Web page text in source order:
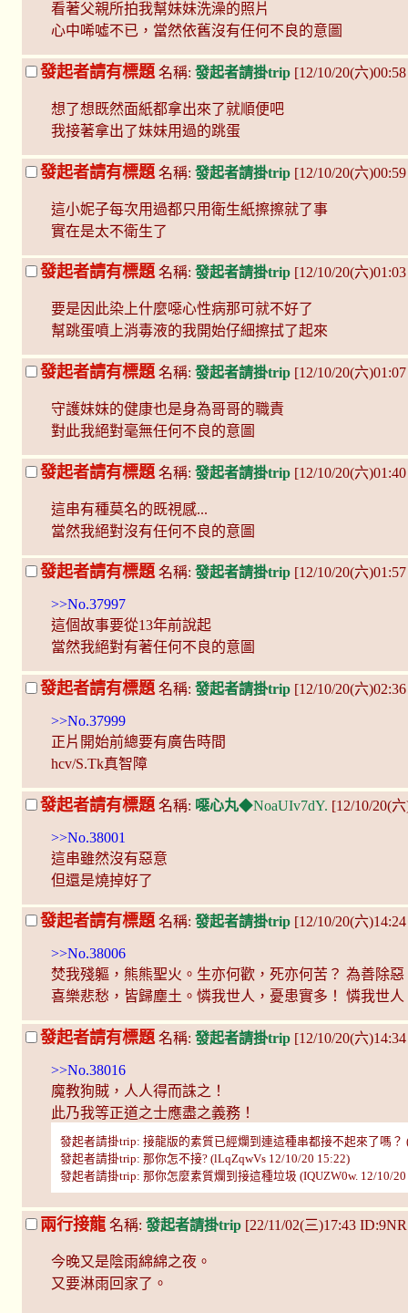
看著父親所拍我幫妹妹洗澡的照片
心中唏噓不已，當然依舊沒有任何不良的意圖
發起者請有標題 名稱: 發起者請掛trip [12/10/20(六
想了想既然面紙都拿出來了就順便吧
我接著拿出了妹妹用過的跳蛋
發起者請有標題 名稱: 發起者請掛trip [12/10/20(六
這小妮子每次用過都只用衛生紙擦擦就了事
實在是太不衛生了
發起者請有標題名稱: 發起者請掛trip [12/10/20(六
要是因此染上什麼噁心性病那可就不好了
幫跳蛋噴上消毒液的我開始仔細擦拭了起來
發起者請有標題 名稱: 發起者請掛trip [12/10/20(六
守護妹妹的健康也是身為哥哥的職責
對此我絕對毫無任何不良的意圖
發起者請有標題 名稱: 發起者請掛trip [12/10/20(六
這串有種莫名的既視感...
當然我絕對沒有任何不良的意圖
發起者請有標題名稱: 發起者請掛trip [12/10/20(六
>>No.37997
這個故事要從13年前說起
當然我絕對有著任何不良的意圖
發起者請有標題 名稱: 發起者請掛trip [12/10/20(六
>>No.37999
正片開始前總要有廣告時間
hcv/S.Tk真智障
發起者請有標題 名稱: 噁心丸◆NoaUIv7dY. [12/10/20(
>>No.38001
這串雖然沒有惡意
但還是燒掉好了
發起者請有標題名稱: 發起者請掛trip [12/10/20(六
>>No.38006
焚我殘軀，熊熊聖火。生亦何歡，死亦何苦？ 為善除
喜樂悲愁，皆歸塵土。憐我世人，憂患實多！ 憐我世
發起者請有標題 名稱: 發起者請掛trip [12/10/20(六
>>No.38016
魔教狗賊，人人得而誅之！
此乃我等正道之士應盡之義務！
發起者請掛trip: 接龍版的素質已經爛到連這種串都接不起來了嗎？
發起者請掛trip: 那你怎不接? (lLqZqwVs 12/10/20 15:22)
發起者請掛trip: 那你怎麼素質爛到接這種垃圾 (IQUZW0w. 12/10/20
兩行接龍 名稱: 發起者請掛trip [22/11/02(三)17:43
今晚又是陰雨綿綿之夜。
又要淋雨回家了。